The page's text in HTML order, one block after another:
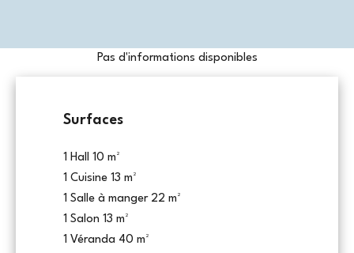
Pas d'informations disponibles
Surfaces
1 Hall 10 m²
1 Cuisine 13 m²
1 Salle à manger 22 m²
1 Salon 13 m²
1 Véranda 40 m²